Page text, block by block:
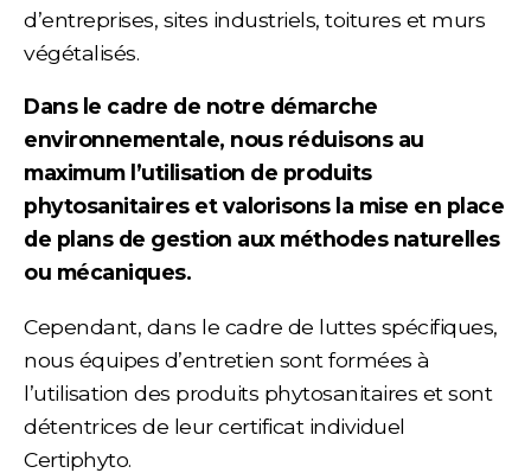
d’entreprises, sites industriels, toitures et murs
végétalisés.
Dans le cadre de notre démarche
environnementale, nous réduisons au
maximum l’utilisation de produits
phytosanitaires et valorisons la mise en place
de plans de gestion aux méthodes naturelles
ou mécaniques.
Cependant, dans le cadre de luttes spécifiques,
nous équipes d’entretien sont formées à
l’utilisation des produits phytosanitaires et sont
détentrices de leur certificat individuel
Certiphyto.